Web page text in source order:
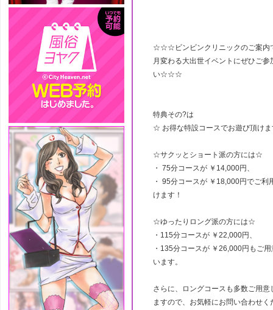
☆☆☆ビンビンクリニックのご案内
月変わる大出世イベントにぜひご参
い☆☆☆
特典その?は
☆ お得な特設コースでお遊び頂け
☆サクッとショート派の方には☆
・ 75分コースが ￥14,000円、
・ 95分コースが ￥18,000円でご利
けます！
☆ゆったりロング派の方には☆
・115分コースが ￥22,000円、
・135分コースが ￥26,000円もご
います。
さらに、ロングコースも多数ご用意
ますので、お気軽にお問い合わせく